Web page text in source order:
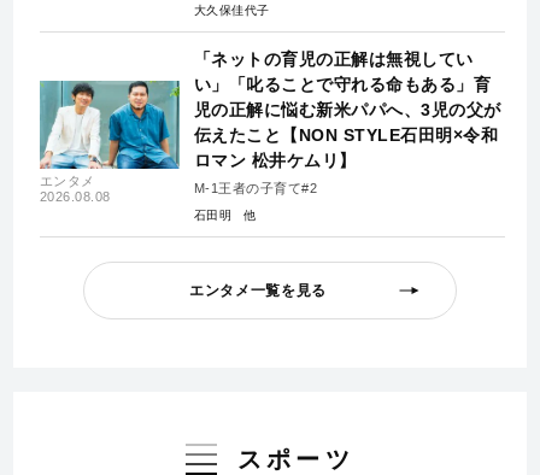
大久保佳代子
エンタメ
2026.08.08
「ネットの育児の正解は無視してい
い」「叱ることで守れる命もある」育
児の正解に悩む新米パパへ、3児の父が
伝えたこと【NON STYLE石田明×令和
ロマン 松井ケムリ】
M-1王者の子育て#2
石田明
エンタメ一覧を見る
スポーツ